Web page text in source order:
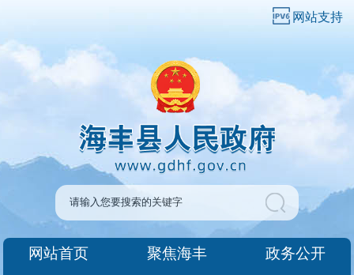
网站支持
网站首页 聚焦海丰
政务公开